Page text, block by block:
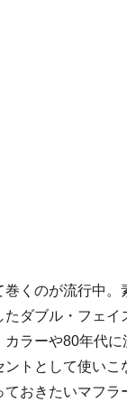
くのが流行中
ダブル・フェ
ラーや80年代
トとして使い
おきたいマフラ